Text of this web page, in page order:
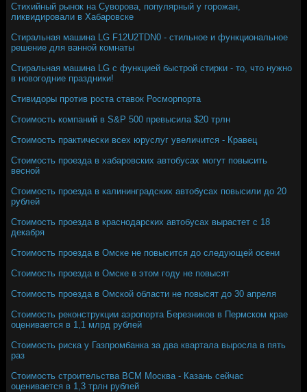
Стихийный рынок на Суворова, популярный у горожан,
ликвидировали в Хабаровске
Стиральная машина LG F12U2TDN0 - стильное и функциональное
решение для ванной комнаты
Стиральная машина LG с функцией быстрой стирки - то, что нужно
в новогодние праздники!
Стивидоры против роста ставок Росморпорта
Стоимость компаний в S&P 500 превысила $20 трлн
Стоимость практически всех юруслуг увеличится - Кравец
Стоимость проезда в хабаровских автобусах могут повысить
весной
Стоимость проезда в калининградских автобусах повысили до 20
рублей
Стоимость проезда в краснодарских автобусах вырастет с 18
декабря
Стоимость проезда в Омске не повысится до следующей осени
Стоимость проезда в Омске в этом году не повысят
Стоимость проезда в Омской области не повысят до 30 апреля
Стоимость реконструкции аэропорта Березников в Пермском крае
оценивается в 1,1 млрд рублей
Стоимость риска у Газпромбанка за два квартала выросла в пять
раз
Стоимость строительства ВСМ Москва - Казань сейчас
оценивается в 1,3 трлн рублей